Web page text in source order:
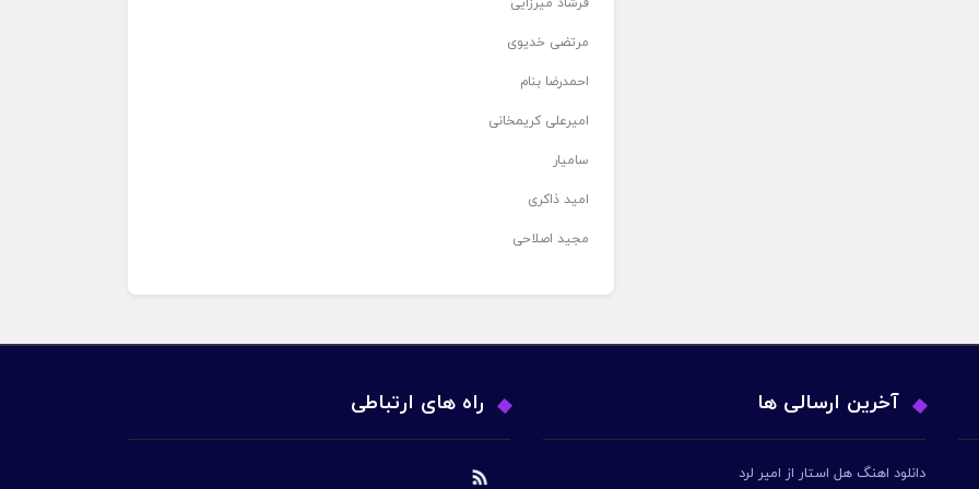
مرتضی خدیوی
احمدرضا بنام
امیرعلی کریمخانی
سامیار
امید ذاکری
مجید اصلاحی
آخرین ارسالی ها
دانلود اهنگ هل استار از امیر لرد
راه های ارتباطی